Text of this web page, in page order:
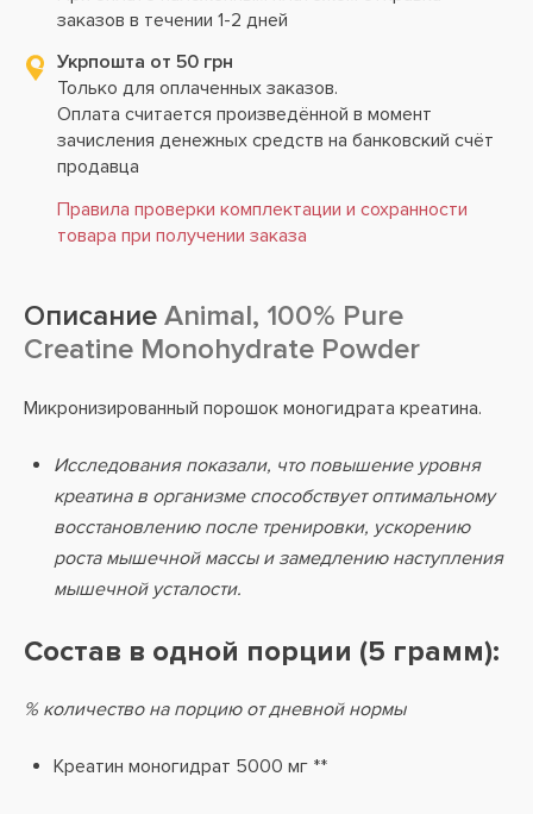
заказов в течении 1-2 дней
Укрпошта от 50 грн
Только для оплаченных заказов.
Оплата считается произведённой в момент
зачисления денежных средств на банковский счёт
продавца
Правила проверки комплектации и сохранности
товара при получении заказа
Описание Animal, 100% Pure
Creatine Monohydrate Powder
Микронизированный порошок моногидрата креатина.
Исследования показали, что повышение уровня
креатина в организме способствует оптимальному
восстановлению после тренировки, ускорению
роста мышечной массы и замедлению наступления
мышечной усталости.
Состав в одной порции (5 грамм):
% количество на порцию от дневной нормы
Креатин моногидрат 5000 мг **